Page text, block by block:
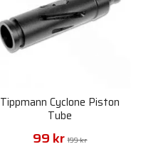
Tippmann Cyclone Piston
Tube
99 kr 199 kr